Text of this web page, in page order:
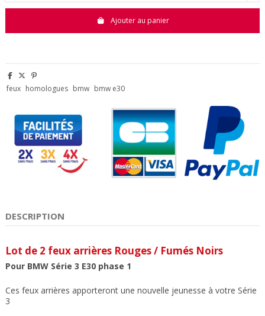
Ajouter au panier
feux homologues bmw bmw e30
DESCRIPTION
Lot de 2 feux arrières Rouges / Fumés Noirs
Pour BMW Série 3 E30 phase 1
Ces feux arrières apporteront une nouvelle jeunesse à votre Série
3